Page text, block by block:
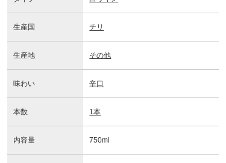
生産国 チリ
生産地 その他
味わい 辛口
本数 1本
内容量 750ml